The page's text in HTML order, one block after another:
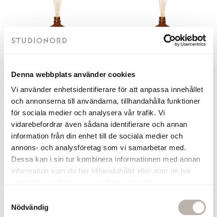
Denna webbplats använder cookies
Vi använder enhetsidentifierare för att anpassa innehållet
och annonserna till användarna, tillhandahålla funktioner
för sociala medier och analysera vår trafik. Vi
vidarebefordrar även sådana identifierare och annan
information från din enhet till de sociala medier och
annons- och analysföretag som vi samarbetar med.
Dessa kan i sin tur kombinera informationen med annan
information som du har tillhandahållit eller som de har
Nödvändig
Torplyktan Doftpinnar
Barrskog 100 ml
379 kr
Lägg i varukorgen
Torplyktan Doftpinnar
Gryningsljus 100 ml
379 kr
Lägg i varukorgen